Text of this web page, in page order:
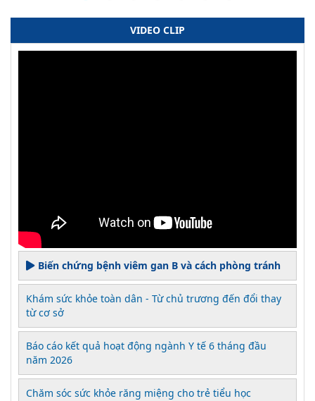
VIDEO CLIP
Biến chứng bệnh viêm gan B và cách phòng tránh
Khám sức khỏe toàn dân - Từ chủ trương đến đổi thay
từ cơ sở
Báo cáo kết quả hoạt động ngành Y tế 6 tháng đầu
năm 2026
Chăm sóc sức khỏe răng miệng cho trẻ tiểu học